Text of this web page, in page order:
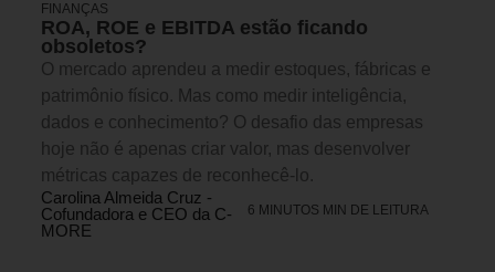
FINANÇAS
ROA, ROE e EBITDA estão ficando
obsoletos?
O mercado aprendeu a medir estoques, fábricas e
patrimônio físico. Mas como medir inteligência,
dados e conhecimento? O desafio das empresas
hoje não é apenas criar valor, mas desenvolver
métricas capazes de reconhecê-lo.
Carolina Almeida Cruz -
Cofundadora e CEO da C-
MORE
6 MINUTOS MIN DE LEITURA